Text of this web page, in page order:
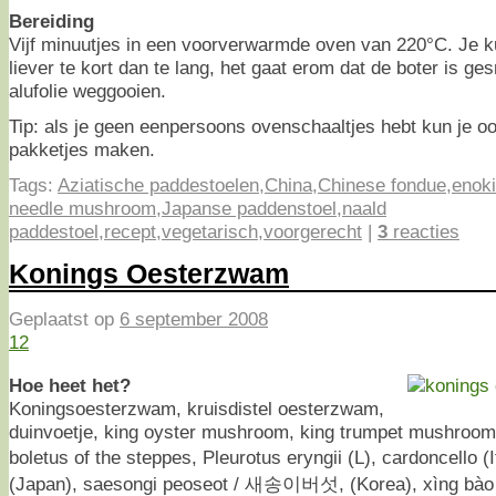
Bereiding
Vijf minuutjes in een voorverwarmde oven van 220°C. Je
liever te kort dan te lang, het gaat erom dat de boter is
alufolie weggooien.
Tip: als je geen eenpersoons ovenschaaltjes hebt kun je
pakketjes maken.
Tags: Aziatische paddestoelen,China,Chinese fondue,enoki
needle mushroom,Japanse paddenstoel,naald
paddestoel,recept,vegetarisch,voorgerecht | 3 reacties
Konings Oesterzwam
Geplaatst op 6 september 2008
12
Hoe heet het?
Koningsoesterzwam, kruisdistel oesterzwam,
duinvoetje, king oyster mushroom, king trumpet
boletus of the steppes, Pleurotus eryngii (L), cardoncello
(Japan), saesongi peoseot / 새송이버섯, (Korea), xìng